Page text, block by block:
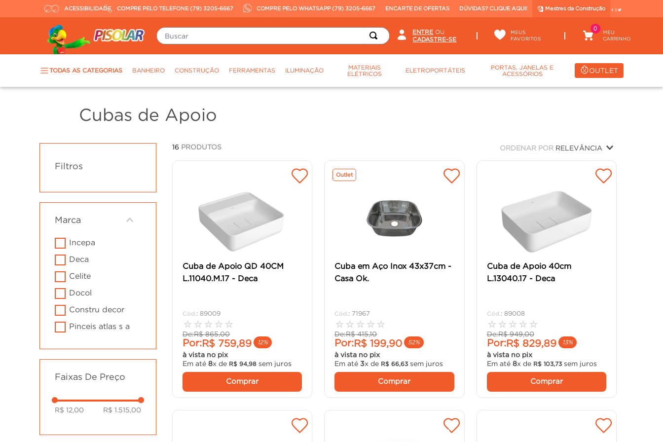
ACESSIBILIDADE COMPRE PELO TELEFONE (79) 3205-6667 COMPRE PELO WHATSAPP (79) 3205-6667 ENCARTE DE OFERTAS DÚVIDAS? CLIQUE AQUI! Mestres da Construção
Buscar OU
MEUS
FAVORITOS
0
TODAS AS CATEGORIAS BANHEIRO CONSTRUÇÃO FERRAMENTAS ILUMINAÇÃO
MATERIAIS
ELÉTRICOS
ELETROPORTÁTEIS
PORTAS, JANELAS E
ACESSÓRIOS
OUTLET
Cubas de Apoio
Filtros
Marca
incepa
deca
celite
docol
constru decor
pinceis atlas s a
Faixas De Preço
R$ 12,00 R$ 1.515,00
16 PRODUTOS ORDENAR POR RELEVÂNCIA
Cuba de Apoio QD 40CM
L.11040.M.17 - Deca
: 89009
☆ ☆ ☆ ☆ ☆
De:R$ 865,00
Por:R$ 759,89 12%
à vista no pix
Em até 8x de R$ 94, 98sem juros
Comprar
Outlet
Cuba em Aço Inox 43x37cm -
Casa Ok.
: 71967
☆ ☆ ☆ ☆ ☆
De:R$ 415,10
Por:R$ 199,90 52%
à vista no pix
Em até 3x de R$ 66 ,63 sem juros
Comprar
Cuba de Apoio 40cm
L.13040.17 - Deca
: 89008
☆ ☆ ☆ ☆ ☆
De:R$ 949,00
Por:R$ 829,89 13%
à vista no pix
Em até 8x de R$ 103, 73sem juros
Comprar
revestimento
6º chuveiro
9º